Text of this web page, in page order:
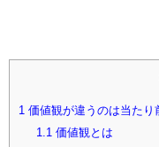
1 価値観が違うのは当たり
1.1価値観とは